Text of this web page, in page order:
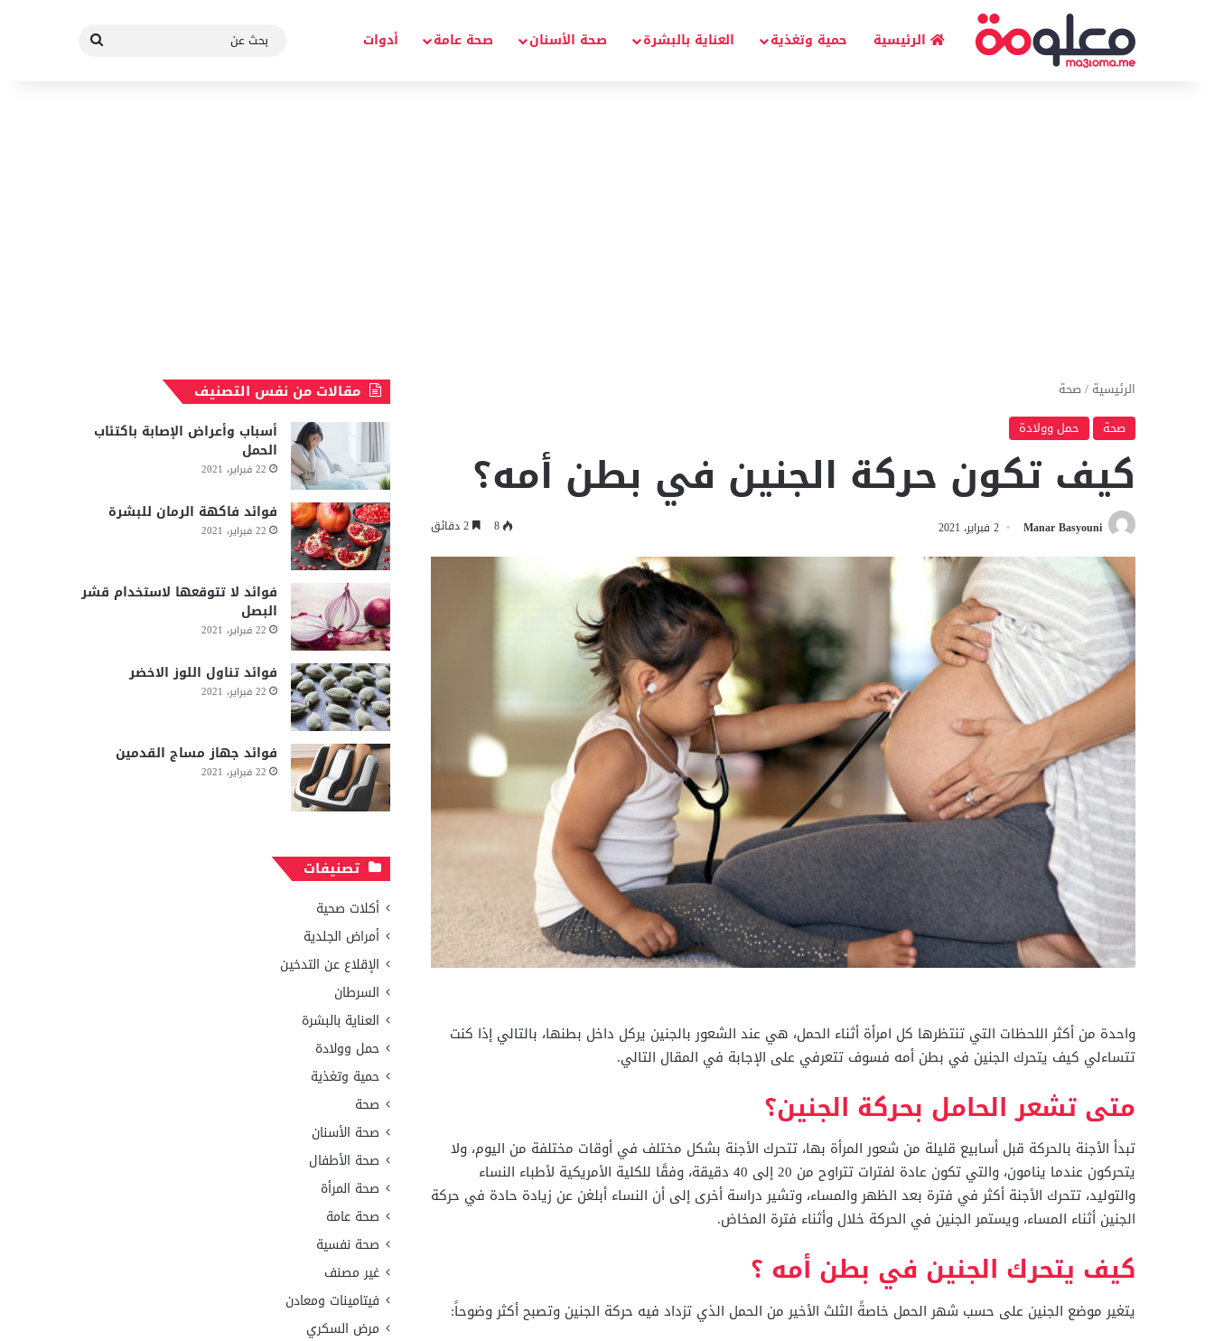
الرئيسية حمية وتغذية العناية بالبشرة صحة الأسنان صحة عامة أدوات
بحث
الرئيسية /صحة
صحة
حمل وولادة
كيف تكون حركة الجنين في بطن أمه؟
Manar Basyouni 2 فبراير، 2021 8
واحدة من أكثر اللحظات التي تنتظرها كل امرأة أثناء الحمل، هي عند الشعور بالجنين يركل داخل بطنها، بالتالي إذا كنت
تتساءلي كيف يتحرك الجنين في بطن أمه فسوف تتعرفي على الإجابة في المقال التالي.
متى تشعر الحامل بحركة الجنين؟
تبدأ الأجنة بالحركة قبل أسابيع قليلة من شعور المرأة بها، تتحرك الأجنة بشكل مختلف في أوقات مختلفة من اليوم، ولا
يتحركون عندما ينامون، والتي تكون عادة لفترات تتراوح من 20 إلى 40 دقيقة، وفقًا للكلية الأمريكية لأطباء النساء
والتوليد، تتحرك الأجنة أكثر في فترة بعد الظهر والمساء، وتشير دراسة أخرى إلى أن النساء أبلغن عن زيادة حادة في حركة
الجنين أثناء المساء، ويستمر الجنين في الحركة خلال وأثناء فترة المخاض.
كيف يتحرك الجنين في بطن أمه ؟
يتغير موضع الجنين على حسب شهر الحمل خاصةً الثلث الأخير من الحمل الذي تزداد فيه حركة الجنين وتصبح أكثر وضوحاً:
مقالات من نفس التصنيف
أسباب وأعراض الإصابة باكتئاب
الحمل
22 فبراير، 2021
فوائد فاكهة الرمان للبشرة
22 فبراير، 2021
فوائد لا تتوقعها لاستخدام قشر
البصل
22 فبراير، 2021
فوائد تناول اللوز الاخضر
22 فبراير، 2021
فوائد جهاز مساج القدمين
22 فبراير، 2021
تصنيفات
أكلات صحية
أمراض الجلدية
الإقلاع عن التدخين
السرطان
العناية بالبشرة
حمل وولادة
حمية وتغذية
صحة
صحة الأسنان
صحة الأطفال
صحة المرأة
صحة عامة
صحة نفسية
غير مصنف
فيتامينات ومعادن
مرض السكري